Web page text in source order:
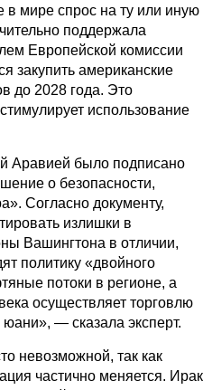
в мире спрос на ту или иную
поддержала
Европейской комиссии
закупить американские
до 2028 года. Это
использование
Аравией было подписано
о безопасности,
Согласно документу,
излишки в
Вашингтона в отличии,
политику «двойного
потоки в регионе, а
осуществляет торговлю
— сказала эксперт.
невозможной, так как
частично меняется. Ирак